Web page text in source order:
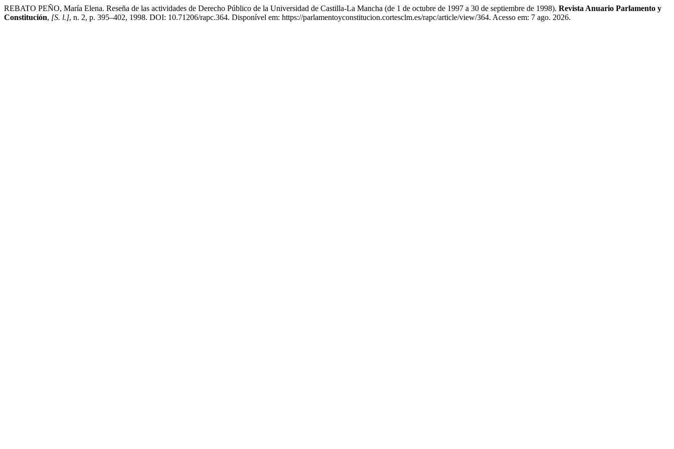
REBATO PEÑO, María Elena. Reseña de las actividades de Derecho Público de la Universidad de Castilla-La Mancha (de 1 de octubre de 1997 a 30 de septiembre de 1998). Revista Anuario Parlamento y
Constitución, [S. l.], n. 2, p. 395–402, 1998. DOI: 10.71206/rapc.364. Disponível em: https://parlamentoyconstitucion.cortesclm.es/rapc/article/view/364. Acesso em: 7 ago. 2026.